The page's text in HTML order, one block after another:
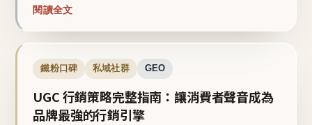
閱讀全文
鐵粉口碑 私域社群 GEO
UGC 行銷策略完整指南：讓消費者聲音成為
品牌最強的行銷引擎